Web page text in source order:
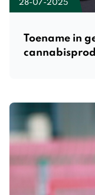
28-07-2025
Toename in